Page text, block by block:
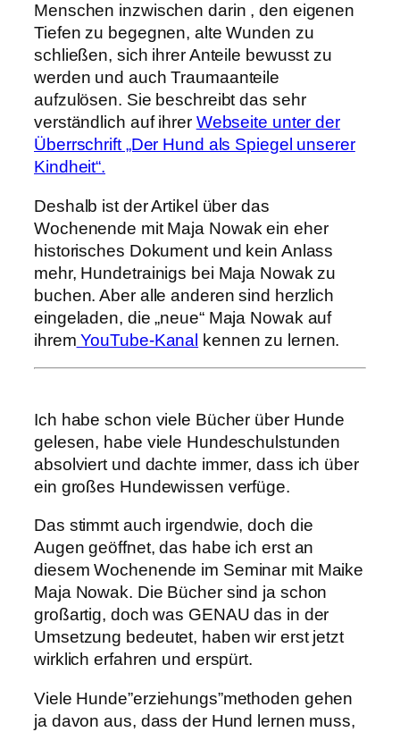
Menschen inzwischen darin , den eigenen
Tiefen zu begegnen, alte Wunden zu
schließen, sich ihrer Anteile bewusst zu
werden und auch Traumaanteile
aufzulösen. Sie beschreibt das sehr
verständlich auf ihrer Webseite unter der
Überrschrift „Der Hund als Spiegel unserer
Kindheit“.
Deshalb ist der Artikel über das
Wochenende mit Maja Nowak ein eher
historisches Dokument und kein Anlass
mehr, Hundetrainigs bei Maja Nowak zu
buchen. Aber alle anderen sind herzlich
eingeladen, die „neue“ Maja Nowak auf
ihrem YouTube-Kanal kennen zu lernen.
Ich habe schon viele Bücher über Hunde
gelesen, habe viele Hundeschulstunden
absolviert und dachte immer, dass ich über
ein großes Hundewissen verfüge.
Das stimmt auch irgendwie, doch die
Augen geöffnet, das habe ich erst an
diesem Wochenende im Seminar mit Maike
Maja Nowak. Die Bücher sind ja schon
großartig, doch was GENAU das in der
Umsetzung bedeutet, haben wir erst jetzt
wirklich erfahren und erspürt.
Viele Hunde”erziehungs”methoden gehen
ja davon aus, dass der Hund lernen muss,